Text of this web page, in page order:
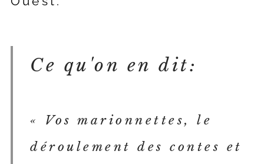
Ce qu'on en dit:
« Vos marionnettes, le
déroulement des contes et